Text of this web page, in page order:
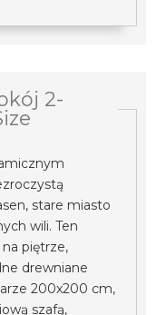
2-
stare miasto
wili. Ten
piętrze,
drewniane
200x200 cm,
szafą,